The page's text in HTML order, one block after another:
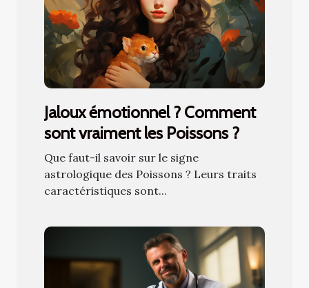
Jaloux émotionnel ? Comment
sont vraiment les Poissons ?
Que faut-il savoir sur le signe
astrologique des Poissons ? Leurs traits
caractéristiques sont...